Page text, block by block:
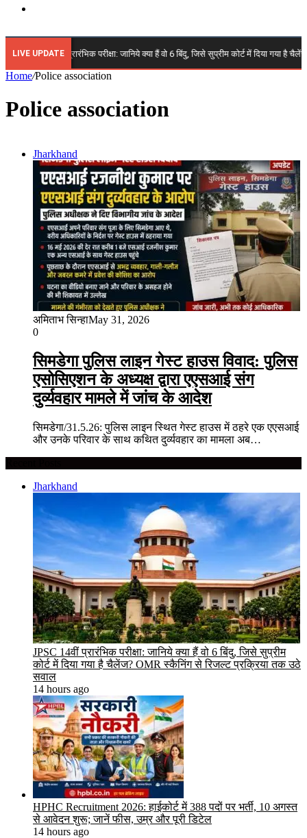
for
LIVE UPDATE
🔴 JPSC 14वीं प्रारंभिक परीक्षा: जानिये क्या हैं वो 6 बिंदु, जिसे सुप्रीम कोर्ट में दिया गया है
Home/Police association
Police association
Jharkhand
अमिताभ सिन्हाMay 31, 2026
0
सिमडेगा पुलिस लाइन गेस्ट हाउस विवाद: पुलिस
एसोसिएशन के अध्यक्ष द्वारा एएसआई संग
दुर्व्यवहार मामले में जांच के आदेश
सिमडेगा/31.5.26: पुलिस लाइन स्थित गेस्ट हाउस में ठहरे एक एएसआई
और उनके परिवार के साथ कथित दुर्व्यवहार का मामला अब…
Jharkhand
JPSC 14वीं प्रारंभिक परीक्षा: जानिये क्या हैं वो 6 बिंदु, जिसे सुप्रीम
कोर्ट में दिया गया है चैलेंज? OMR स्कैनिंग से रिजल्ट प्रक्रिया तक उठे
सवाल
14 hours ago
HPHC Recruitment 2026: हाईकोर्ट में 388 पदों पर भर्ती, 10 अगस्त
से आवेदन शुरू; जानें फीस, उम्र और पूरी डिटेल
14 hours ago